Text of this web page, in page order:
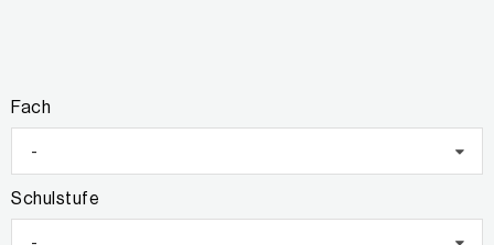
Fach
-
Schulstufe